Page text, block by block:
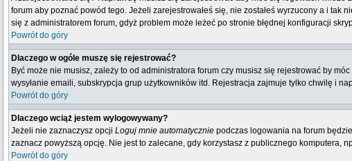
forum aby poznać powód tego. Jeżeli zarejestrowałeś się, nie zostałeś wyrzucony a i tak
się z administratorem forum, gdyż problem może leżeć po stronie błędnej konfiguracji
Powrót do góry
Dlaczego w ogóle muszę się rejestrować?
Być może nie musisz, zależy to od administratora forum czy musisz się rejestrować by
wysyłanie emaili, subskrypcja grup użytkowników itd. Rejestracja zajmuje tylko chwilę i
Powrót do góry
Dlaczego wciąż jestem wylogowywany?
Jeżeli nie zaznaczysz opcji Loguj mnie automatycznie podczas logowania na forum
zaznacz powyższą opcję. Nie jest to zalecane, gdy korzystasz z publicznego komputera,
Powrót do góry